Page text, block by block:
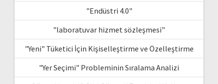
"Endüstri 4.0"
"laboratuvar hizmet sözleşmesi"
"Yeni" Tüketici İçin Kişiselleştirme ve Özelleştirme
"Yer Seçimi" Probleminin Sıralama Analizi